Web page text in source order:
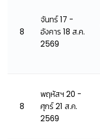
8
จันทร์ 17 -
อังคาร 18 ส.ค.
2569
8
พฤหัสฯ 20 -
ศุกร์ 21 ส.ค.
2569